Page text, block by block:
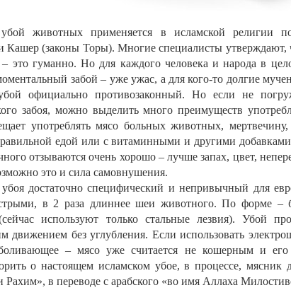
животных применяется в исламской религии
Кашер (законы Торы). Многие специалисты утверждают,
это гуманно. Но для каждого человека и народа в
забой – уже ужас, а для кого-то долгие
официально противозаконный. Но если не
забоя, можно выделить много преимуществ
употреблять мясо больных животных,
едой или с витаминными и другими
отзываются очень хорошо – лучше запах, цвет,
это и сила самовнушения.
достаточно специфический и непривычный для
в 2 раза длиннее шеи животного. По форме –
используют только стальные лезвия). Убой
движением без углубления. Если использовать
– мясо уже считается не кошерным и
о настоящем исламском убое, в процессе, мясник
в переводе с арабского «во имя Аллаха